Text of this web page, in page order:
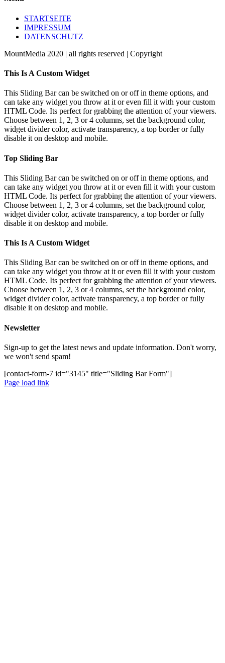
STARTSEITE
IMPRESSUM
DATENSCHUTZ
MountMedia 2020 | all rights reserved | Copyright
Toggle
Bar
Area
This Is A Custom Widget
This Sliding Bar can be switched on or off in theme options, and
can take any widget you throw at it or even fill it with your custom
HTML Code. Its perfect for grabbing the attention of your viewers.
Choose between 1, 2, 3 or 4 columns, set the background color,
widget divider color, activate transparency, a top border or fully
disable it on desktop and mobile.
Top Sliding Bar
This Sliding Bar can be switched on or off in theme options, and
can take any widget you throw at it or even fill it with your custom
HTML Code. Its perfect for grabbing the attention of your viewers.
Choose between 1, 2, 3 or 4 columns, set the background color,
widget divider color, activate transparency, a top border or fully
disable it on desktop and mobile.
This Is A Custom Widget
This Sliding Bar can be switched on or off in theme options, and
can take any widget you throw at it or even fill it with your custom
HTML Code. Its perfect for grabbing the attention of your viewers.
Choose between 1, 2, 3 or 4 columns, set the background color,
widget divider color, activate transparency, a top border or fully
disable it on desktop and mobile.
Newsletter
Sign-up to get the latest news and update information. Don't worry,
we won't send spam!
[contact-form-7 id="3145" title="Sliding Bar Form"]
Page load link